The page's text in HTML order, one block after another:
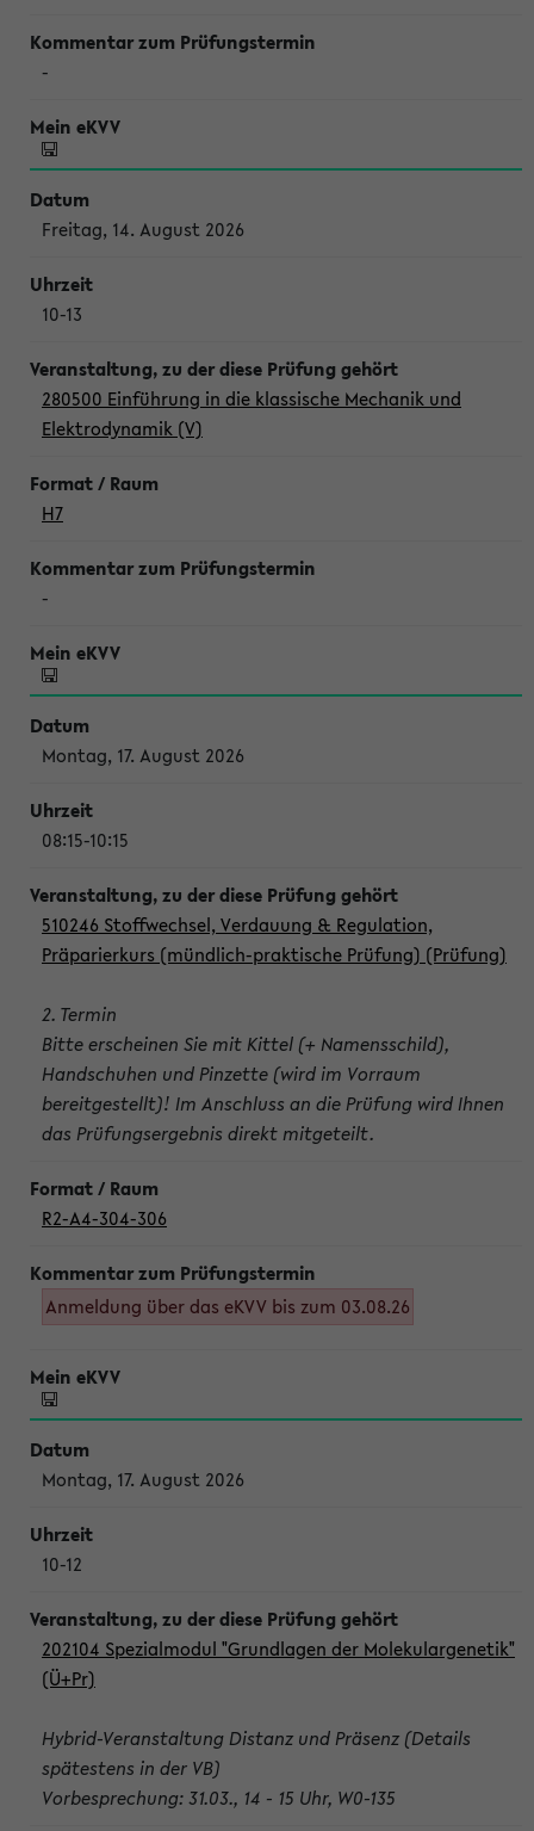
-
Freitag, 14. August 2026
10-13
280500 Einführung in die klassische Mechanik und
Elektrodynamik (V)
H7
-
Montag, 17. August 2026
08:15-10:15
510246 Stoffwechsel, Verdauung & Regulation,
Präparierkurs (mündlich-praktische Prüfung) (Prüfung)
2. Termin
Bitte erscheinen Sie mit Kittel (+ Namensschild),
Handschuhen und Pinzette (wird im Vorraum
bereitgestellt)! Im Anschluss an die Prüfung wird Ihnen
das Prüfungsergebnis direkt mitgeteilt.
R2-A4-304-306
Anmeldung über das eKVV bis zum 03.08.26
Montag, 17. August 2026
10-12
202104 Spezialmodul "Grundlagen der Molekulargenetik"
(Ü+Pr)
Hybrid-Veranstaltung Distanz und Präsenz (Details
spätestens in der VB)
Vorbesprechung: 31.03., 14 - 15 Uhr, W0-135